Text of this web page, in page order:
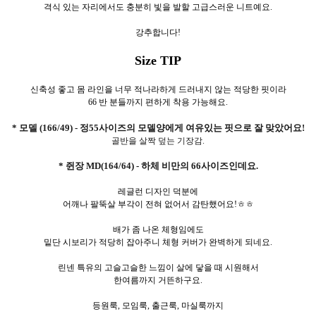
격식 있는 자리에서도 충분히 빛을 발할 고급스러운 니트예요.
강추합니다!
Size TIP
신축성 좋고 몸 라인을 너무 적나라하게 드러내지 않는 적당한 핏이라
66 반 분들까지 편하게 착용 가능해요.
* 모델 (166/49) - 정55사이즈의 모델양에게 여유있는 핏으로 잘 맞았어요!
골반을 살짝 덮는 기장감.
* 쥔장 MD(164/64) - 하체 비만의 66사이즈인데요.
레글런 디자인 덕분에
어깨나 팔뚝살 부각이 전혀 없어서 감탄했어요!ㅎㅎ
배가 좀 나온 체형임에도
밑단 시보리가 적당히 잡아주니 체형 커버가 완벽하게 되네요.
린넨 특유의 고슬고슬한 느낌이 살에 닿을 때 시원해서
한여름까지 거뜬하구요.
등원룩, 모임룩, 출근룩, 마실룩까지